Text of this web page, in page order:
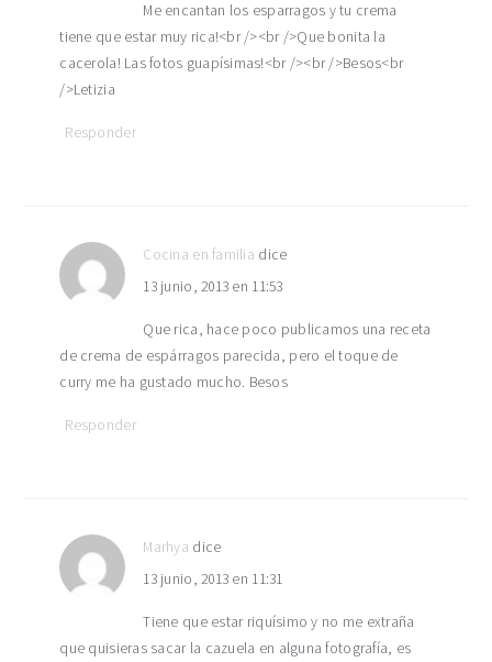
Me encantan los esparragos y tu crema
tiene que estar muy rica!<br /><br />Que bonita la
cacerola! Las fotos guapísimas!<br /><br />Besos<br
/>Letizia
Responder
Cocina en familia dice
13 junio, 2013 en 11:53
Que rica, hace poco publicamos una receta
de crema de espárragos parecida, pero el toque de
curry me ha gustado mucho. Besos
Responder
Marhya dice
13 junio, 2013 en 11:31
Tiene que estar riquísimo y no me extraña
que quisieras sacar la cazuela en alguna fotografía, es